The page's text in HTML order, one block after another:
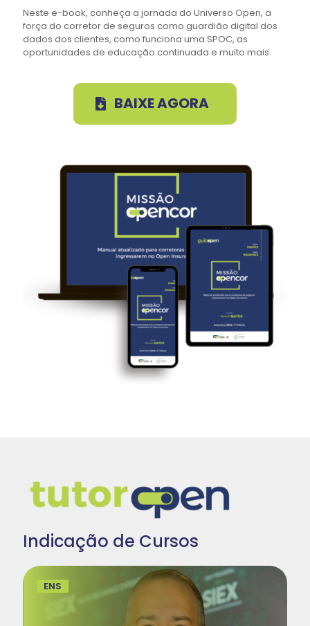
Neste e-book, conheça a jornada do Universo Open, a
força do corretor de seguros como guardião digital dos
dados dos clientes, como funciona uma SPOC, as
oportunidades de educação continuada e muito mais.
BAIXE AGORA
Indicação de Cursos
ENS